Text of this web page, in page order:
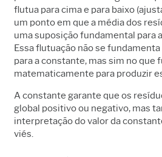
flutua para cima e para baixo
um ponto em que a média dos
uma suposição fundamental para a
Essa flutuação não se
para a constante, mas sim no que
matematicamente para produzir
A constante garante que os
global positivo ou negativo, mas
interpretação do valor da
viés.